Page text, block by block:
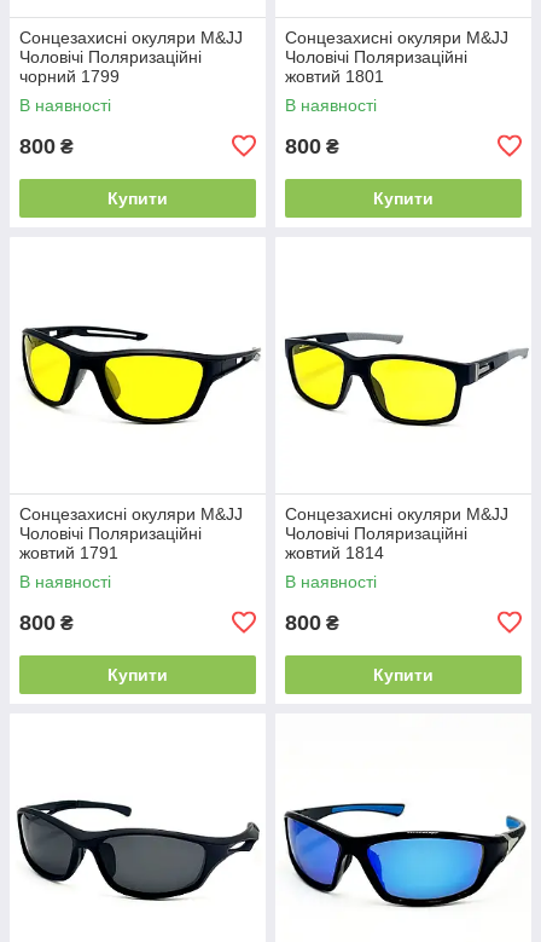
Сонцезахисні окуляри M&JJ
Чоловічі Поляризаційні
чорний 1799
В наявності
800 ₴
Купити
Сонцезахисні окуляри M&JJ
Чоловічі Поляризаційні
жовтий 1801
В наявності
800 ₴
Купити
Сонцезахисні окуляри M&JJ
Чоловічі Поляризаційні
жовтий 1791
В наявності
800 ₴
Купити
Сонцезахисні окуляри M&JJ
Чоловічі Поляризаційні
жовтий 1814
В наявності
800 ₴
Купити